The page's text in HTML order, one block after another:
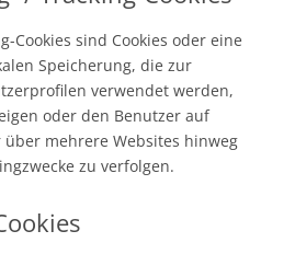
Cookies sind Cookies oder eine
Speicherung, die zur
verwendet werden,
oder den Benutzer auf
mehrere Websites hinweg
zu verfolgen.